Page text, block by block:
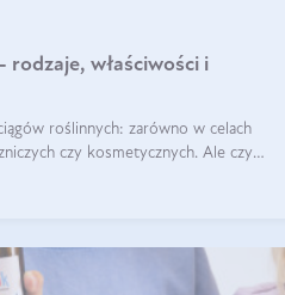
właściwości i
roślinnych: zarówno w celach
czy kosmetycznych. Ale czy